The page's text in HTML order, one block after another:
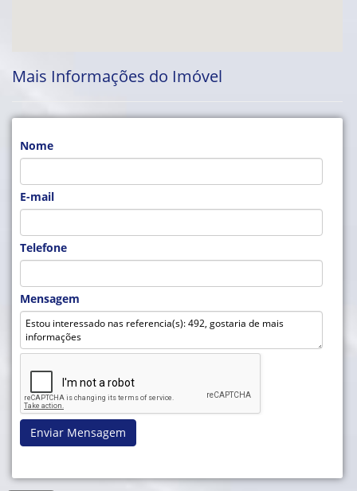
Mais Informações do Imóvel
Nome
E-mail
Telefone
Mensagem
Enviar Mensagem